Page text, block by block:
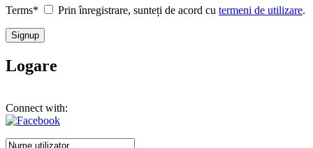
Terms* Prin înregistrare, sunteți de acord cu termeni de utilizare.
Logare
Connect with: